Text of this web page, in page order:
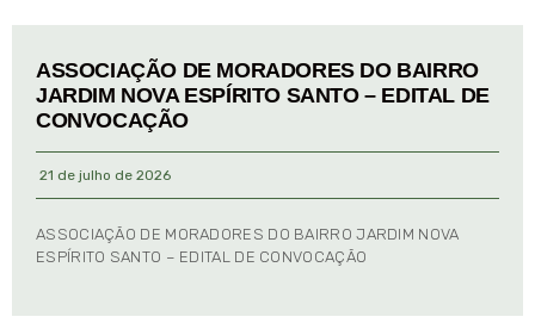
ASSOCIAÇÃO DE MORADORES DO BAIRRO
JARDIM NOVA ESPÍRITO SANTO – EDITAL DE
CONVOCAÇÃO
21 de julho de 2026
ASSOCIAÇÃO DE MORADORES DO BAIRRO JARDIM NOVA
ESPÍRITO SANTO – EDITAL DE CONVOCAÇÃO